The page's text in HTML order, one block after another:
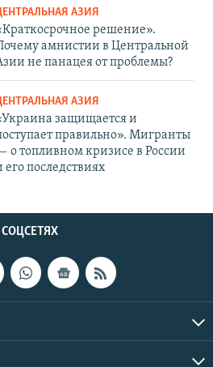
АЗИЯ
решение».
амнистии в Центральной
не панацея от проблемы?
АЗИЯ
защищается и
правильно». Мигранты
о топливном кризисе в России
его последствиях